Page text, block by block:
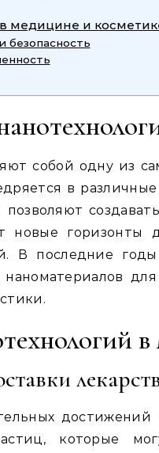
медицине и
безопасность
собой одну из
в
новые горизонты
В последние
достижений
которые